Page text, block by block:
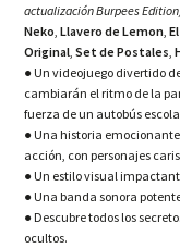
actualización Burpees
Neko ,Llavero de Lemon ,
Original ,Set de Postales ,
● Un videojuego divertido
cambiarán el ritmo de la
fuerza de un autobús
● Una historia
acción, con personajes
● Un estilo visual
● Una banda sonora
● Descubre todos los
ocultos.